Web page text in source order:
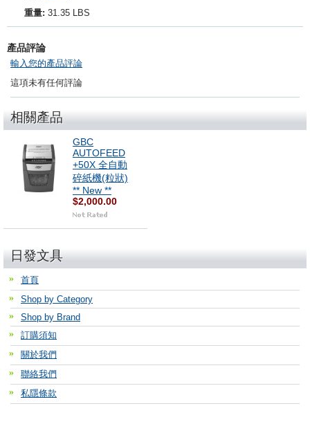
重量: 31.35 LBS
產品評論
輸入您的產品評論
這項未有任何評論
相關產品
GBC
AUTOFEED
+50X 全自動
碎紙機(粒狀)
** New **
$2,000.00
日發文具
首頁
Shop by Category
Shop by Brand
訂購須知
關於我們
聯絡我們
私隱條款